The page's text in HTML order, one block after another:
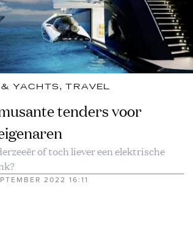
YACHTS, TRAVEL
tenders voor
of toch liever een elektrische
2022 16:11